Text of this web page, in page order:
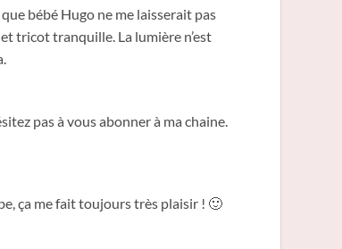
bébé Hugo ne me laisserait pas
tricot tranquille. La lumière n’est
pas à vous abonner à ma chaine.
ça me fait toujours très plaisir ! 🙂